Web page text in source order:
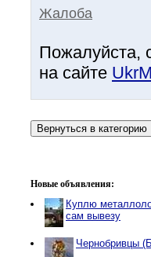
Жалоба
Пожалуйста,
на сайте
Новые объявления:
Куплю
сам вывезу
Чернобривцы